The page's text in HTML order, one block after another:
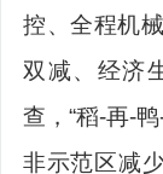
控、全程机
双减、经济
查，“稻-再-
非示范区减